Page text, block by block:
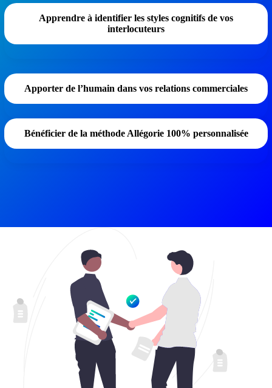
Apprendre à identifier les styles cognitifs de vos
interlocuteurs
Apporter de l’humain dans vos relations commerciales
Bénéficier de la méthode Allégorie 100% personnalisée